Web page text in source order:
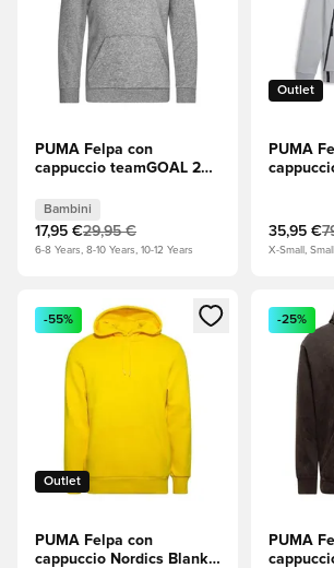
PUMA Felpa con
cappuccio teamGOAL 23
Heather (Grigio
mélange)/PUMA Black
(Nero) Bambini
Bambini
17,95 €29,95 €
6-8 Years, 8-10 Years, 10-12 Years
Outlet
PUMA
(Nero)
35,95 €
X-Small,
Apre una finestra modale per accedere
Outlet
-55%
PUMA Felpa con
cappuccio Nordics Blank -
Apre
-25%
PUMA